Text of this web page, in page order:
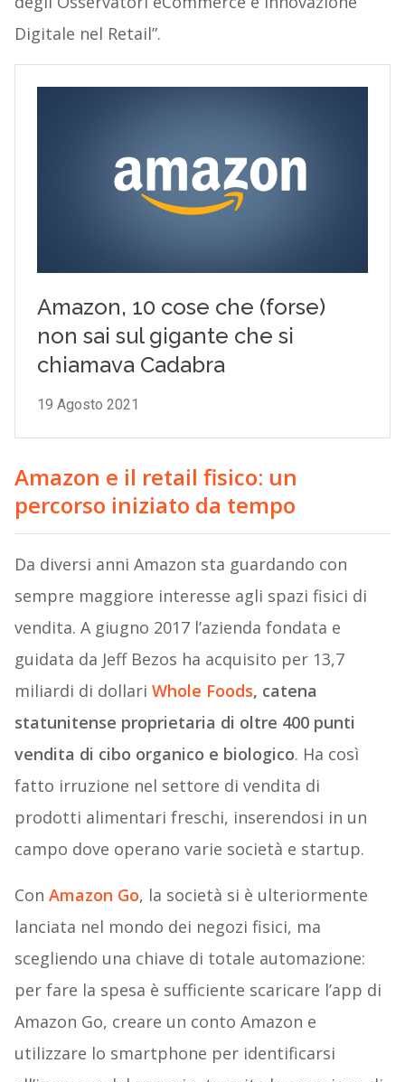
Digitale nel Retail”.
Amazon e il retail fisico: un
percorso iniziato da tempo
Da diversi anni Amazon sta guardando con
sempre maggiore interesse agli spazi fisici di
vendita. A giugno 2017 l’azienda fondata e
guidata da Jeff Bezos ha acquisito per 13,7
miliardi di dollari Whole Foods, catena
statunitense proprietaria di oltre 400 punti
vendita di cibo organico e biologico. Ha così
fatto irruzione nel settore di vendita di
prodotti alimentari freschi, inserendosi in un
campo dove operano varie società e startup.
Con Amazon Go, la società si è ulteriormente
lanciata nel mondo dei negozi fisici, ma
scegliendo una chiave di totale automazione:
per fare la spesa è sufficiente scaricare l’app di
Amazon Go, creare un conto Amazon e
utilizzare lo smartphone per identificarsi